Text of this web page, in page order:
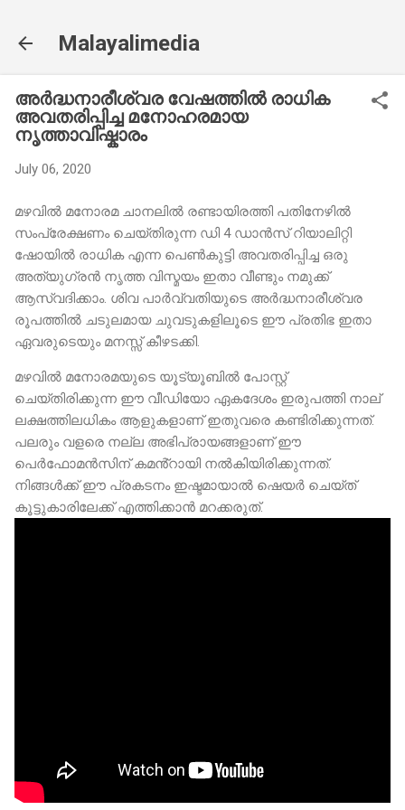
Malayalimedia
അർദ്ധനാരീശ്വര വേഷത്തിൽ രാധിക
അവതരിപ്പിച്ച മനോഹരമായ
നൃത്താവിഷ്കാരം
July 06, 2020
മഴവിൽ മനോരമ ചാനലിൽ രണ്ടായിരത്തി പതിനേഴിൽ
സംപ്രേക്ഷണം ചെയ്തിരുന്ന ഡി 4 ഡാൻസ് റിയാലിറ്റി
ഷോയിൽ രാധിക എന്ന പെൺകുട്ടി അവതരിപ്പിച്ച ഒരു
അത്യുഗ്രൻ നൃത്ത വിസ്മയം ഇതാ വീണ്ടും നമുക്ക്
ആസ്വദിക്കാം. ശിവ പാർവ്വതിയുടെ അർദ്ധനാരീശ്വര
രൂപത്തിൽ ചടുലമായ ചുവടുകളിലൂടെ ഈ പ്രതിഭ ഇതാ
ഏവരുടെയും മനസ്സ് കീഴടക്കി.
മഴവിൽ മനോരമയുടെ യൂട്യൂബിൽ പോസ്റ്റ്
ചെയ്തിരിക്കുന്ന ഈ വീഡിയോ ഏകദേശം ഇരുപത്തി നാല്
ലക്ഷത്തിലധികം ആളുകളാണ് ഇതുവരെ കണ്ടിരിക്കുന്നത്.
പലരും വളരെ നല്ല അഭിപ്രായങ്ങളാണ് ഈ
പെർഫോമൻസിന് കമൻ്റായി നൽകിയിരിക്കുന്നത്.
നിങ്ങൾക്ക് ഈ പ്രകടനം ഇഷ്ടമായാൽ ഷെയർ ചെയ്ത്
കൂട്ടുകാരിലേക്ക് എത്തിക്കാൻ മറക്കരുത്.